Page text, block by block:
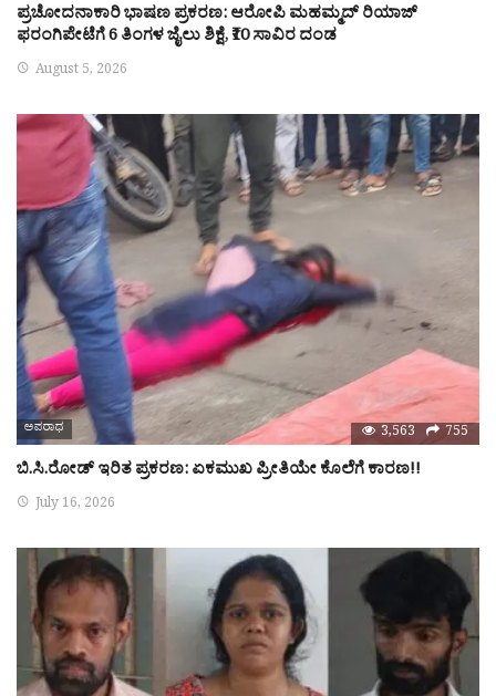
ಪ್ರಚೋದನಾಕಾರಿ ಭಾಷಣ ಪ್ರಕರಣ: ಆರೋಪಿ ಮಹಮ್ಮದ್ ರಿಯಾಜ್
ಫರಂಗಿಪೇಟೆಗೆ 6 ತಿಂಗಳ ಜೈಲು ಶಿಕ್ಷೆ, ₹10 ಸಾವಿರ ದಂಡ
August 5, 2026
ಅಪರಾಧ 3,563 755
ಬಿ.ಸಿ.ರೋಡ್ ಇರಿತ ಪ್ರಕರಣ: ಏಕಮುಖ ಪ್ರೀತಿಯೇ ಕೊಲೆಗೆ ಕಾರಣ!!
July 16, 2026